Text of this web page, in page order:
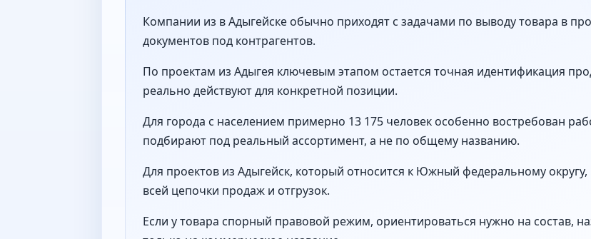
Компании из в Адыгейске обычно приходят с задачами по выводу товара в
документов под контрагентов.
По проектам из Адыгея ключевым этапом остается точная идентификация
реально действуют для конкретной позиции.
Для города с населением примерно 13 175 человек особенно востребован
подбирают под реальный ассортимент, а не по общему названию.
Для проектов из Адыгейск, который относится к Южный федеральному
всей цепочки продаж и отгрузок.
Если у товара спорный правовой режим, ориентироваться нужно на состав,